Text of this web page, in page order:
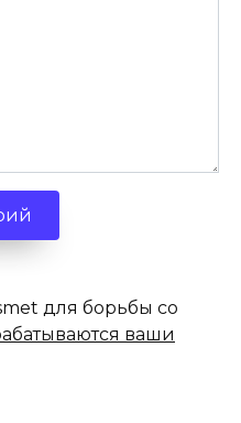
для борьбы со
ваши